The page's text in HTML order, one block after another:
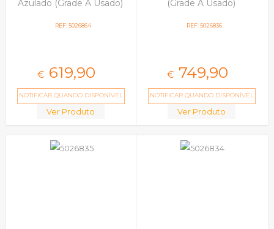
Azulado (Grade A Usado)
REF: 5026864
€ 619,90
NOTIFICAR QUANDO DISPONÍVEL
Ver Produto
(Grade A Usado)
REF: 5026836
€ 749,90
NOTIFICAR QUANDO DISPONÍVEL
Ver Produto